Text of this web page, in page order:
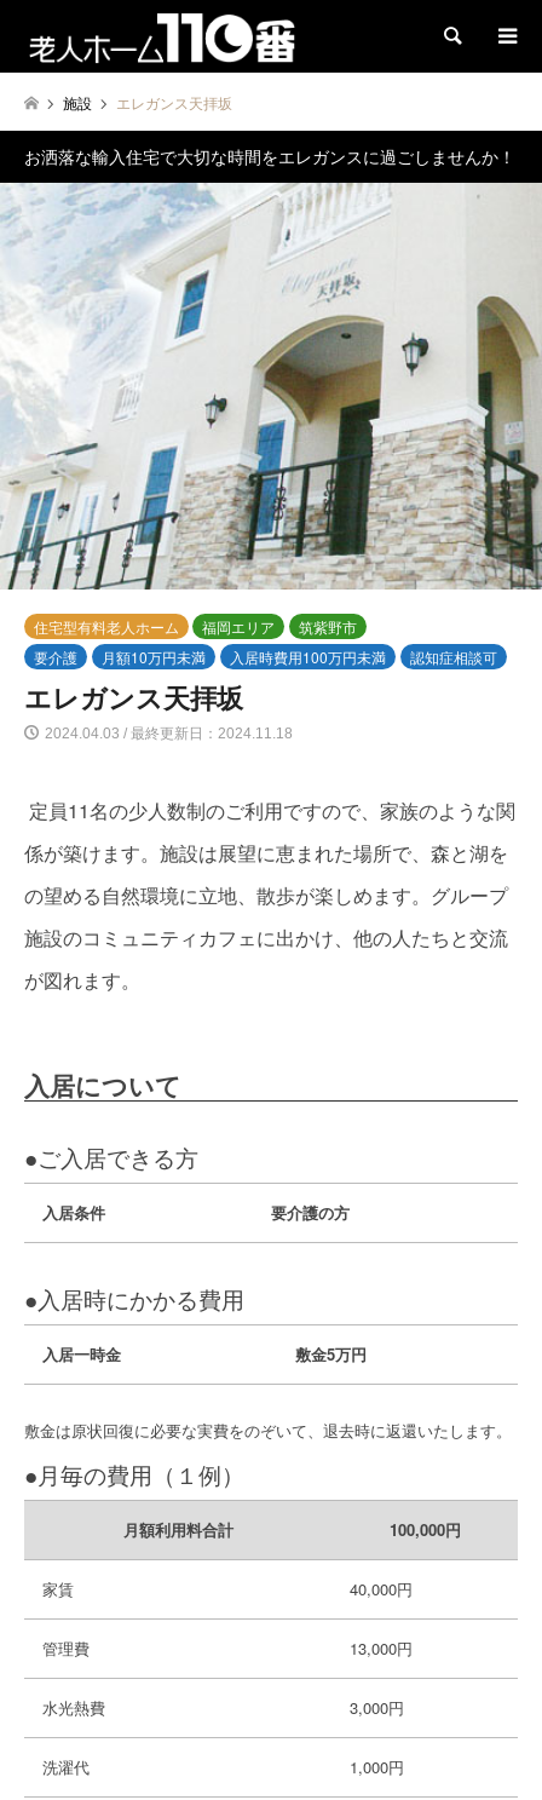
検索
施設 エレガンス天拝坂
お洒落な輸入住宅で大切な時間をエレガンスに過ごしませんか！
住宅型有料老人ホーム 福岡エリア
筑紫野市
要介護
月額10万円未満 入居時費用100万円未満 認知症相談可
エレガンス天拝坂
2024.04.03 / 最終更新日：2024.11.18
定員11名の少人数制のご利用ですので、家族のような関
係が築けます。施設は展望に恵まれた場所で、森と湖を
の望める自然環境に立地、散歩が楽しめます。グループ
施設のコミュニティカフェに出かけ、他の人たちと交流
が図れます。
入居について
●ご入居できる方
入居条件 要介護の方
●入居時にかかる費用
入居一時金 敷金5万円
敷金は原状回復に必要な実費をのぞいて、退去時に返還いたします。
●月毎の費用（１例）
月額利用料合計 100,000円
家賃 40,000円
管理費 13,000円
水光熱費 3,000円
洗濯代 1,000円